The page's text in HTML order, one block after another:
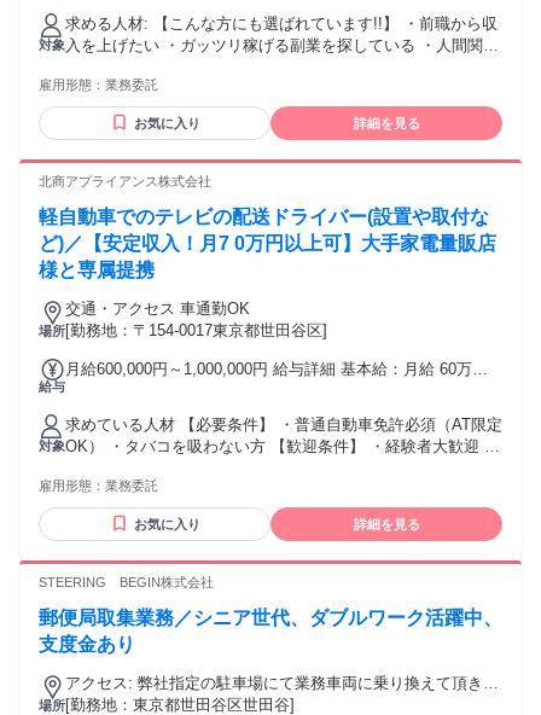
談時にご説明 ・車両リース初月無料（メンテナンス込みプラ
ンあり） ・研修期間中も日当保証 ・週払い対応可能
対象
求める人材: 【こんな方にも選ばれています!!】 ・前職から収
入を上げたい ・ガッツリ稼げる副業を探している ・人間関係
き 【必須】 普通自動車免許（AT限定可） 軽自動車を運転で
きる ■年齢：18歳〜69歳 ■未経験者大歓迎、もちろん経験者
も大歓迎！ ■学歴不問 ■性別・国籍不問 →業界未経験の女
ている方も大歓迎！
雇用形態： 業務委託
お気に入り 詳細を見る
北商アプライアンス株式会社
軽自動車でのテレビの配送ドライバー(設置や取付な
ど)／【安定収入！月7 0万円以上可】大手家電量販店
様と専属提携
場所
交通・アクセス 車通勤OK
[勤務地：〒154-0017東京都世田谷区]
給与
月給600,000円～1,000,000円 給与詳細 基本給：月給 60万円
勤・家族手当金額：なし 全員に一律で支払われるその他手当
金額：なし 月間売上7 0～8 0万円、それ以上の収入を目指す
ことも可能です！ ※月末締め・翌月末払い（消費税別途支
給） ※委託手数料・事務手数料あり ※9割以上が未経験スタ
対象
求めている人材 【必要条件】 ・普通自動車免許必須（AT限定
OK） ・タバコを吸わない方 【歓迎条件】 ・経験者大歓迎 ・
大歓迎 ・20〜4 0kg程度のテレビを扱うため体力に自信のある
方に最適 ・家電設置スキルが身につく ・テレビ関連知識のみ
で独り立ち可能 ・大型白物家電の設置配送はなし ※家電設置
雇用形態： 業務委託
お気に入り 詳細を見る
STEERING BEGIN株式会社
郵便局取集業務／シニア世代、ダブルワーク活躍中、
支度金あり
場所
アクセス: 弊社指定の駐車場にて業務車両に乗り換えて頂きま
す
[勤務地：東京都世田谷区世田谷]